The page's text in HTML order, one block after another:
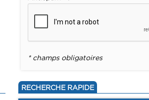
* champs obligatoires
RECHERCHE RAPIDE